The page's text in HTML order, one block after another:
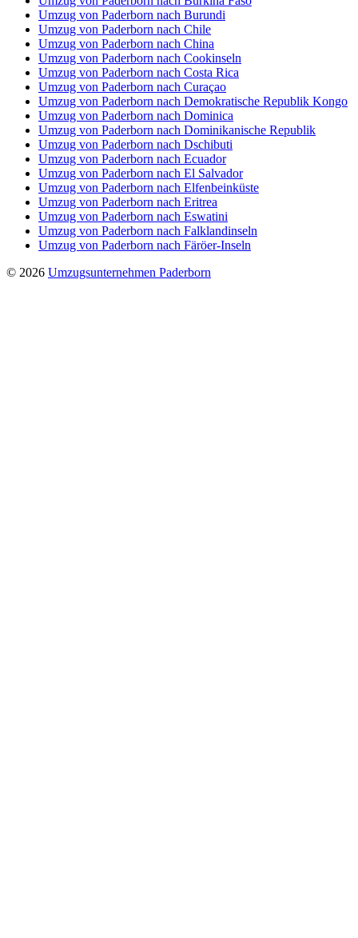
Umzug von Paderborn nach Burundi
Umzug von Paderborn nach Chile
Umzug von Paderborn nach China
Umzug von Paderborn nach Cookinseln
Umzug von Paderborn nach Costa Rica
Umzug von Paderborn nach Curaçao
Umzug von Paderborn nach Demokratische Republik Kongo
Umzug von Paderborn nach Dominica
Umzug von Paderborn nach Dominikanische Republik
Umzug von Paderborn nach Dschibuti
Umzug von Paderborn nach Ecuador
Umzug von Paderborn nach El Salvador
Umzug von Paderborn nach Elfenbeinküste
Umzug von Paderborn nach Eritrea
Umzug von Paderborn nach Eswatini
Umzug von Paderborn nach Falklandinseln
Umzug von Paderborn nach Färöer-Inseln
© 2026 Umzugsunternehmen Paderborn